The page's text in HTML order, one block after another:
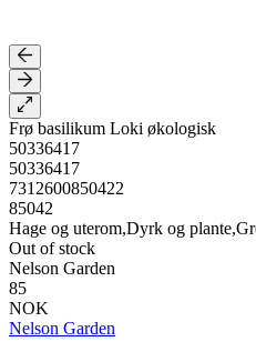
Frø basilikum Loki økologisk
50336417
50336417
7312600850422
85042
Hage og uterom,Dyrk og
Out of stock
Nelson Garden
85
NOK
Nelson Garden